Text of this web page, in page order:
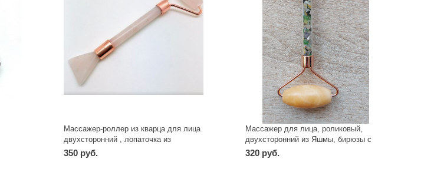
Массажер-роллер из кварца для лица
двухсторонний , лопаточка из
розового кварца со второй стороны
МРЛ02РК
350 руб.
Массажер для лица, роликовый,
двухсторонний из Яшмы, бирюзы с
мелкими камнями самоцветами
МРЯБС
320 руб.